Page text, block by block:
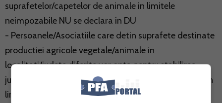
suprafetelor/capetelor de animale in limitele
neimpozabile NU se declara in DU
- Persoanele/Asociatiile care detin suprafete destinate
productiei agricole vegetale/animale in
localitati/judete diferite vor opta pentru stabilirea
judetului/judetelor unde vor beneficia de incadrarea in
limitele veniturilor neimpozabile.